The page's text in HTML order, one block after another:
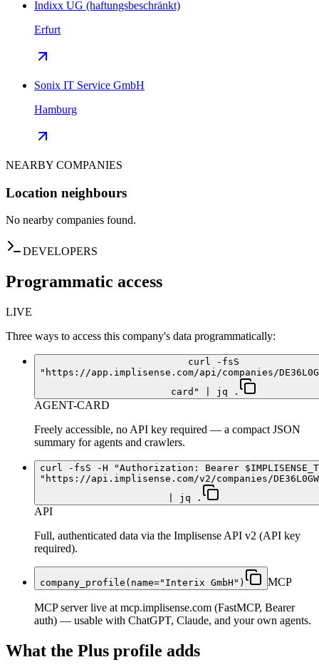
Indixx UG (haftungsbeschränkt)
Erfurt
Sonix IT Service GmbH
Hamburg
NEARBY COMPANIES
Location neighbours
No nearby companies found.
DEVELOPERS
Programmatic access
LIVE
Three ways to access this company's data programmatically:
curl -fsS
"https://app.implisense.com/api/companies/
card" | jq .
AGENT-CARD
Freely accessible, no API key required — a compact JSON
summary for agents and crawlers.
curl -fsS -H "Authorization: Bearer
"https://api.implisense.com/v2/companies/
| jq .
API
Full, authenticated data via the Implisense API v2 (API key
required).
company_profile(name="Interix GmbH") MCP
MCP server live at mcp.implisense.com (FastMCP, Bearer
auth) — usable with ChatGPT, Claude, and your own agents.
What the Plus profile adds